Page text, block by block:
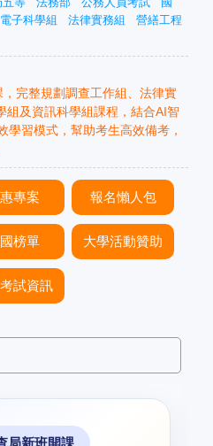
電子科學組 法律實務組
營繕工程
完整規劃調查工作組、法律實
組及資訊科學組課程，結合AI智
學習模式，幫助考生高效備考，
專案 報名懶人包
榜單 大學活動贊助
試資訊
局新班開課